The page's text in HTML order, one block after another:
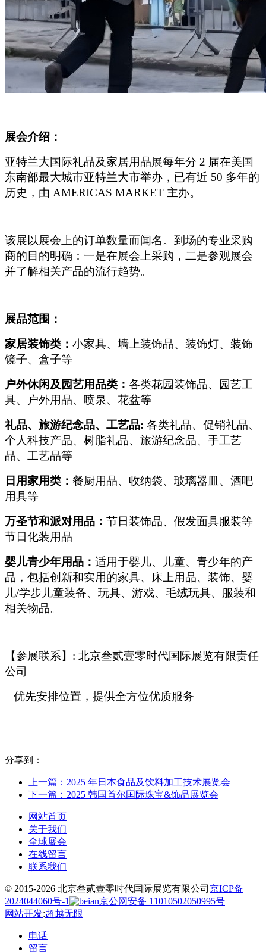
展会介绍：
亚特兰大国际礼品及家居用品展每年分 2 届在美国
东南部最大城市亚特兰大市举办，已有近 50 多年的
历史，由 AMERICAS MARKET 主办。
该展以展会上的订单数量而闻名。到场的专业采购
商的目的明确：一是在展会上采购，二是参观展会
并了解相关产品的流行趋势。
展品范围：
家居装饰类： 小家具、墙上装饰品、装饰灯、装饰
镜子、盒子等
户外休闲及园艺用品类： 各类花园装饰品、园艺工
具、户外用品、喷泉、花盆等
礼品、旅游纪念品、工艺品: 各类礼品、促销礼品、
个人科技产品、树脂礼品、旅游纪念品、手工艺
品、工艺品等
日用家用类： 餐厨用品、收纳袋、玻璃器皿、酒吧
用具等
万圣节和派对用品： 节日装饰品、假发面具服装等
节日化装用品
婴儿青少年用品： 适用于婴儿、儿童、青少年的产
品，包括创新和实用的家具、床上用品、装饰、婴
儿/学步儿童装备、玩具、游戏、毛绒玩具、服装和
相关物品。
【参展联系】: 北京叁贰壹零时代国际展览有限责任
公司
优先安排位置，提供全方位优质服务
分享到：
上一篇：2025 年日本食品及饮料加工技术展览会
下一篇：2025 韩国首尔国际珠宝&饰品展览会
网站首页
关于我们
全球展会
在线留言
联系我们
© 2015-2026 北京叁贰壹零时代国际展览有限公司 京ICP备
2024044060号-1
京公网安备 11010502050995号
网站开发:超越无限
电话
留言